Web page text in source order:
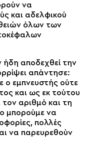
να
και αδελφικού
όλων των
ήδη αποδεχθεί την
απάντησε:
ο εμπνευστής ούτε
και ως εκ τούτου
τον αριθμό και τη
μπορούμε να
πολλές
να παρευρεθούν